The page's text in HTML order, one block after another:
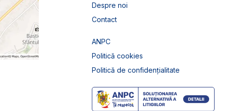
Despre noi
Contact
ANPC
Politică cookies
Politică de confidențialitate